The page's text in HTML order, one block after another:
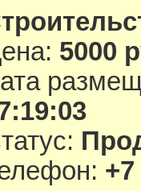
5000